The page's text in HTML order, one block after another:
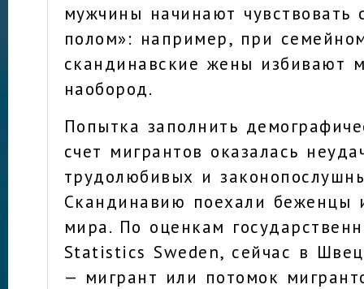
мужчины начинают чувствовать
полом»: например, при
скандинавские жены избивают
наобород.
Попытка заполнить
счет мигрантов оказалась
трудолюбивых и
Скандинавию поехали беженцы
мира. По оценкам
Statistics Sweden, сейчас в
— мигрант или потомок